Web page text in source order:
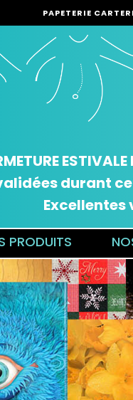
PAPETERIE
durant
Excellentes
PRODUITS